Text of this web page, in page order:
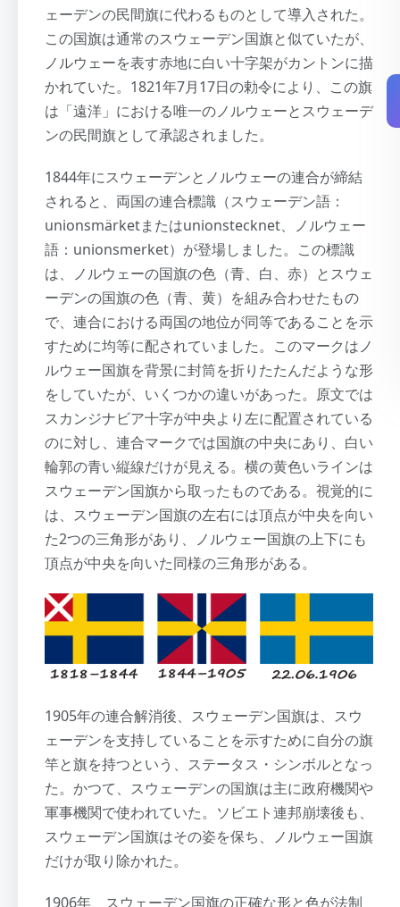
ェーデンの民間旗に代わるものとして導入された。
この国旗は通常のスウェーデン国旗と似ていたが、
ノルウェーを表す赤地に白い十字架がカントンに描
かれていた。1821年7月17日の勅令により、この旗
は「遠洋」における唯一のノルウェーとスウェーデ
ンの民間旗として承認されました。
1844年にスウェーデンとノルウェーの連合が締結
されると、両国の連合標識（スウェーデン語：
unionsmärketまたはunionstecknet、ノルウェー
語：unionsmerket）が登場しました。この標識
は、ノルウェーの国旗の色（青、白、赤）とスウェ
ーデンの国旗の色（青、黄）を組み合わせたもの
で、連合における両国の地位が同等であることを示
すために均等に配されていました。このマークはノ
ルウェー国旗を背景に封筒を折りたたんだような形
をしていたが、いくつかの違いがあった。原文では
スカンジナビア十字が中央より左に配置されている
のに対し、連合マークでは国旗の中央にあり、白い
輪郭の青い縦線だけが見える。横の黄色いラインは
スウェーデン国旗から取ったものである。視覚的に
は、スウェーデン国旗の左右には頂点が中央を向い
た2つの三角形があり、ノルウェー国旗の上下にも
頂点が中央を向いた同様の三角形がある。
1905年の連合解消後、スウェーデン国旗は、スウ
ェーデンを支持していることを示すために自分の旗
竿と旗を持つという、ステータス・シンボルとなっ
た。かつて、スウェーデンの国旗は主に政府機関や
軍事機関で使われていた。ソビエト連邦崩壊後も、
スウェーデン国旗はその姿を保ち、ノルウェー国旗
だけが取り除かれた。
1906年、スウェーデン国旗の正確な形と色が法制